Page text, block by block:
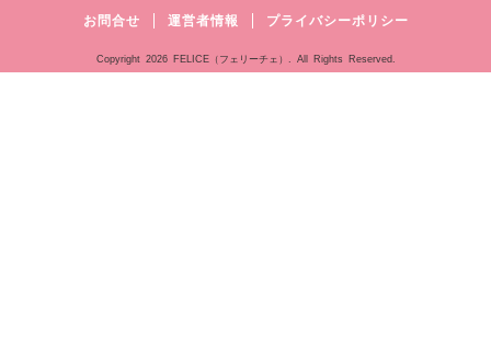
お問合せ 運営者情報 プライバシーポリシー
Copyright 2026 FELICE（フェリーチェ）. All Rights Reserved.